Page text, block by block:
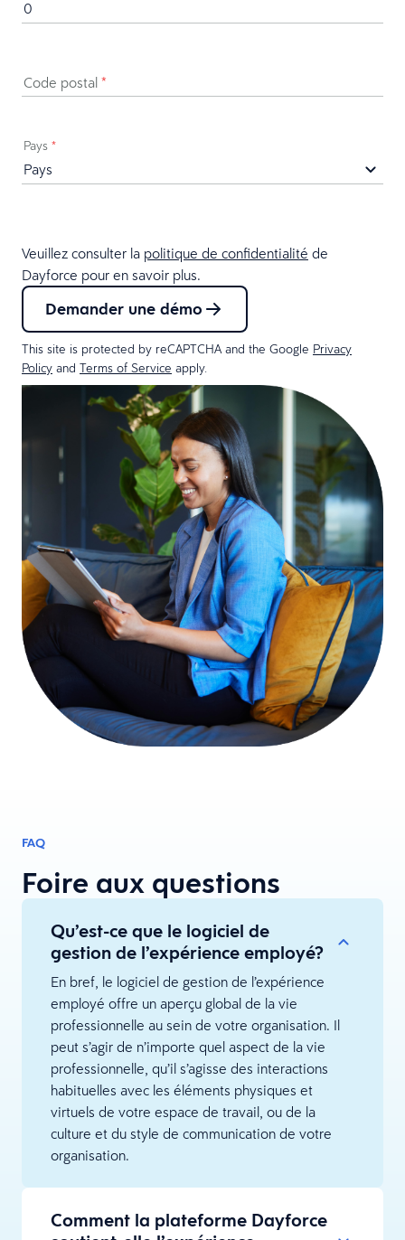
Code postal *
Pays *
Veuillez consulter la politique de confidentialité de
Dayforce pour en savoir plus.
Demander une démo
This site is protected by reCAPTCHA and the Google Privacy
Policy and Terms of Service apply.
FAQ
Foire aux questions
Qu’est-ce que le logiciel de
gestion de l’expérience employé?
En bref, le logiciel de gestion de l’expérience
employé offre un aperçu global de la vie
professionnelle au sein de votre organisation. Il
peut s’agir de n’importe quel aspect de la vie
professionnelle, qu’il s’agisse des interactions
habituelles avec les éléments physiques et
virtuels de votre espace de travail, ou de la
culture et du style de communication de votre
organisation.
Comment la plateforme Dayforce